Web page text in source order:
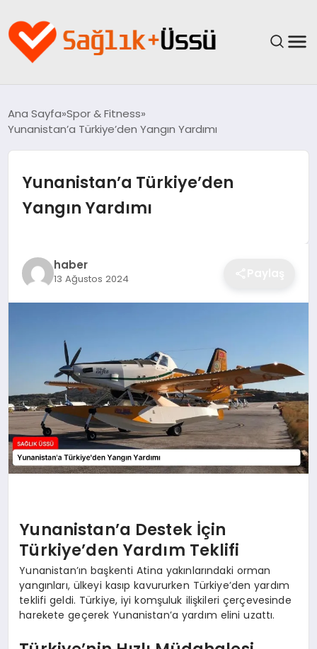
SAĞLIK
GÜNCEL
BESLENME
Ana Sayfa Spor & Fitness
Yunanistan’a Türkiye’den Yangın Yardımı
Yunanistan’a Türkiye’den
Yangın Yardımı
haber
13 Ağustos 2024
Yunanistan’a Destek İçin
Türkiye’den Yardım Teklifi
Yunanistan’ın başkenti Atina yakınlarındaki orman
yangınları, ülkeyi kasıp kavururken Türkiye’den yardım
teklifi geldi. Türkiye, iyi komşuluk ilişkileri çerçevesinde
harekete geçerek Yunanistan’a yardım elini uzattı.